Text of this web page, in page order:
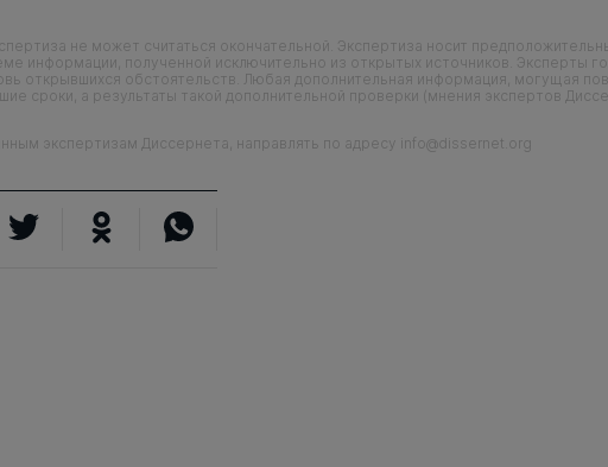
не может считаться окончательной. Экспертиза носит
информации, полученной исключительно из открытых источников. Эксперты
открывшихся обстоятельств. Любая дополнительная информация, могущая
сроки, а результаты такой дополнительной проверки (мнения экспертов
экспертизам Диссернета, направлять по адресу info@dissernet.org